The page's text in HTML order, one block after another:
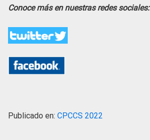
Conoce más en nuestras redes sociales:
Publicado en: CPCCS 2022